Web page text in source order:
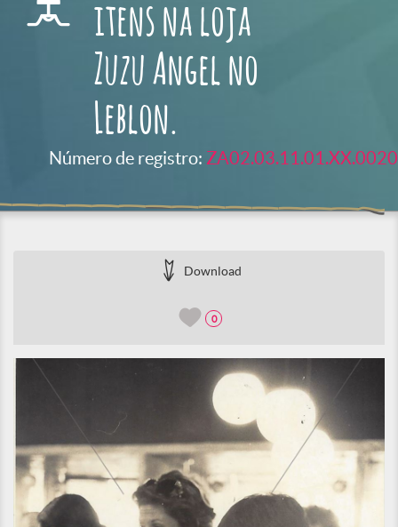
itens na loja
Zuzu Angel no
Leblon.
Número de registro: ZA02.03.11.01.XX.0020
Download
0